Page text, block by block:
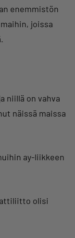
enemmistön
joissa
niillä on vahva
näissä maissa
ay-liikkeen
olisi